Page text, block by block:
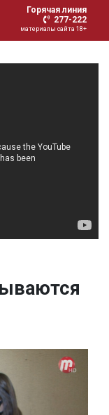
Горячая линия
277-222
материалы сайта 18+